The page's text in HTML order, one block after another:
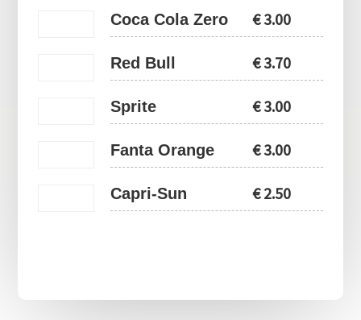
Coca Cola Zero €3.00
Red Bull €3.70
Sprite €3.00
Fanta Orange €3.00
Capri-Sun €2.50